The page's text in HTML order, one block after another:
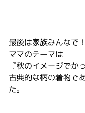
最後は家族みんなで！
ママのテーマは
『秋のイメージでか
古典的な柄の着物で
た。